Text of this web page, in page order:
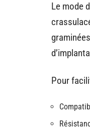
Le mode
Pour